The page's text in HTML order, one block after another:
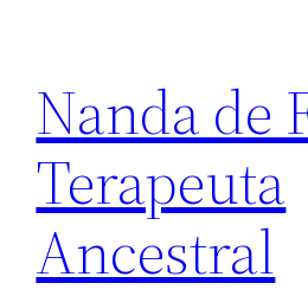
conteúdo
Nanda de
Terapeuta
Ancestral